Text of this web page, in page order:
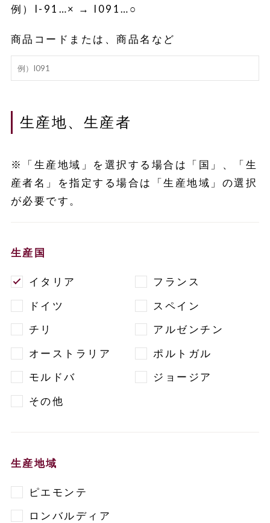
例）I-91…× → I091…○
商品コードまたは、商品名など
生産地、生産者
※「生産地域」を選択する場合は「国」、「生
産者名」を指定する場合は「生産地域」の選択
が必要です。
生産国
イタリア
フランス
ドイツ
スペイン
チリ
アルゼンチン
オーストラリア
ポルトガル
モルドバ
ジョージア
その他
生産地域
ピエモンテ
ロンバルディア